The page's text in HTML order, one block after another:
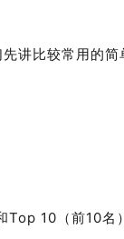
讲比较常用的简
10（前10名）